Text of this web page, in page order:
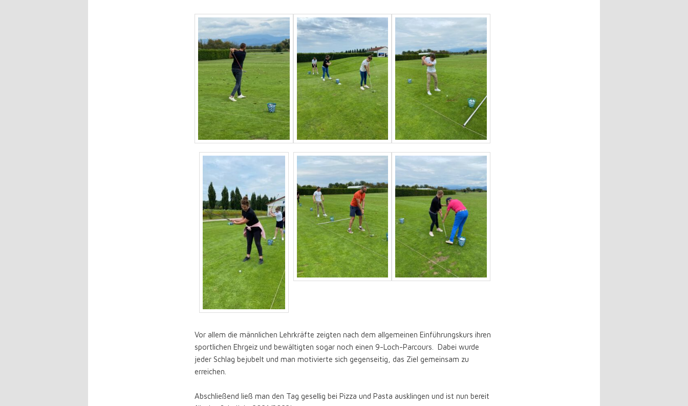
Vor allem die männlichen Lehrkräfte zeigten nach dem allgemeinen Einführungskurs ihren
sportlichen Ehrgeiz und bewältigten sogar noch einen 9-Loch-Parcours. Dabei wurde
jeder Schlag bejubelt und man motivierte sich gegenseitig, das Ziel gemeinsam zu
erreichen.
Abschließend ließ man den Tag gesellig bei Pizza und Pasta ausklingen und ist nun bereit